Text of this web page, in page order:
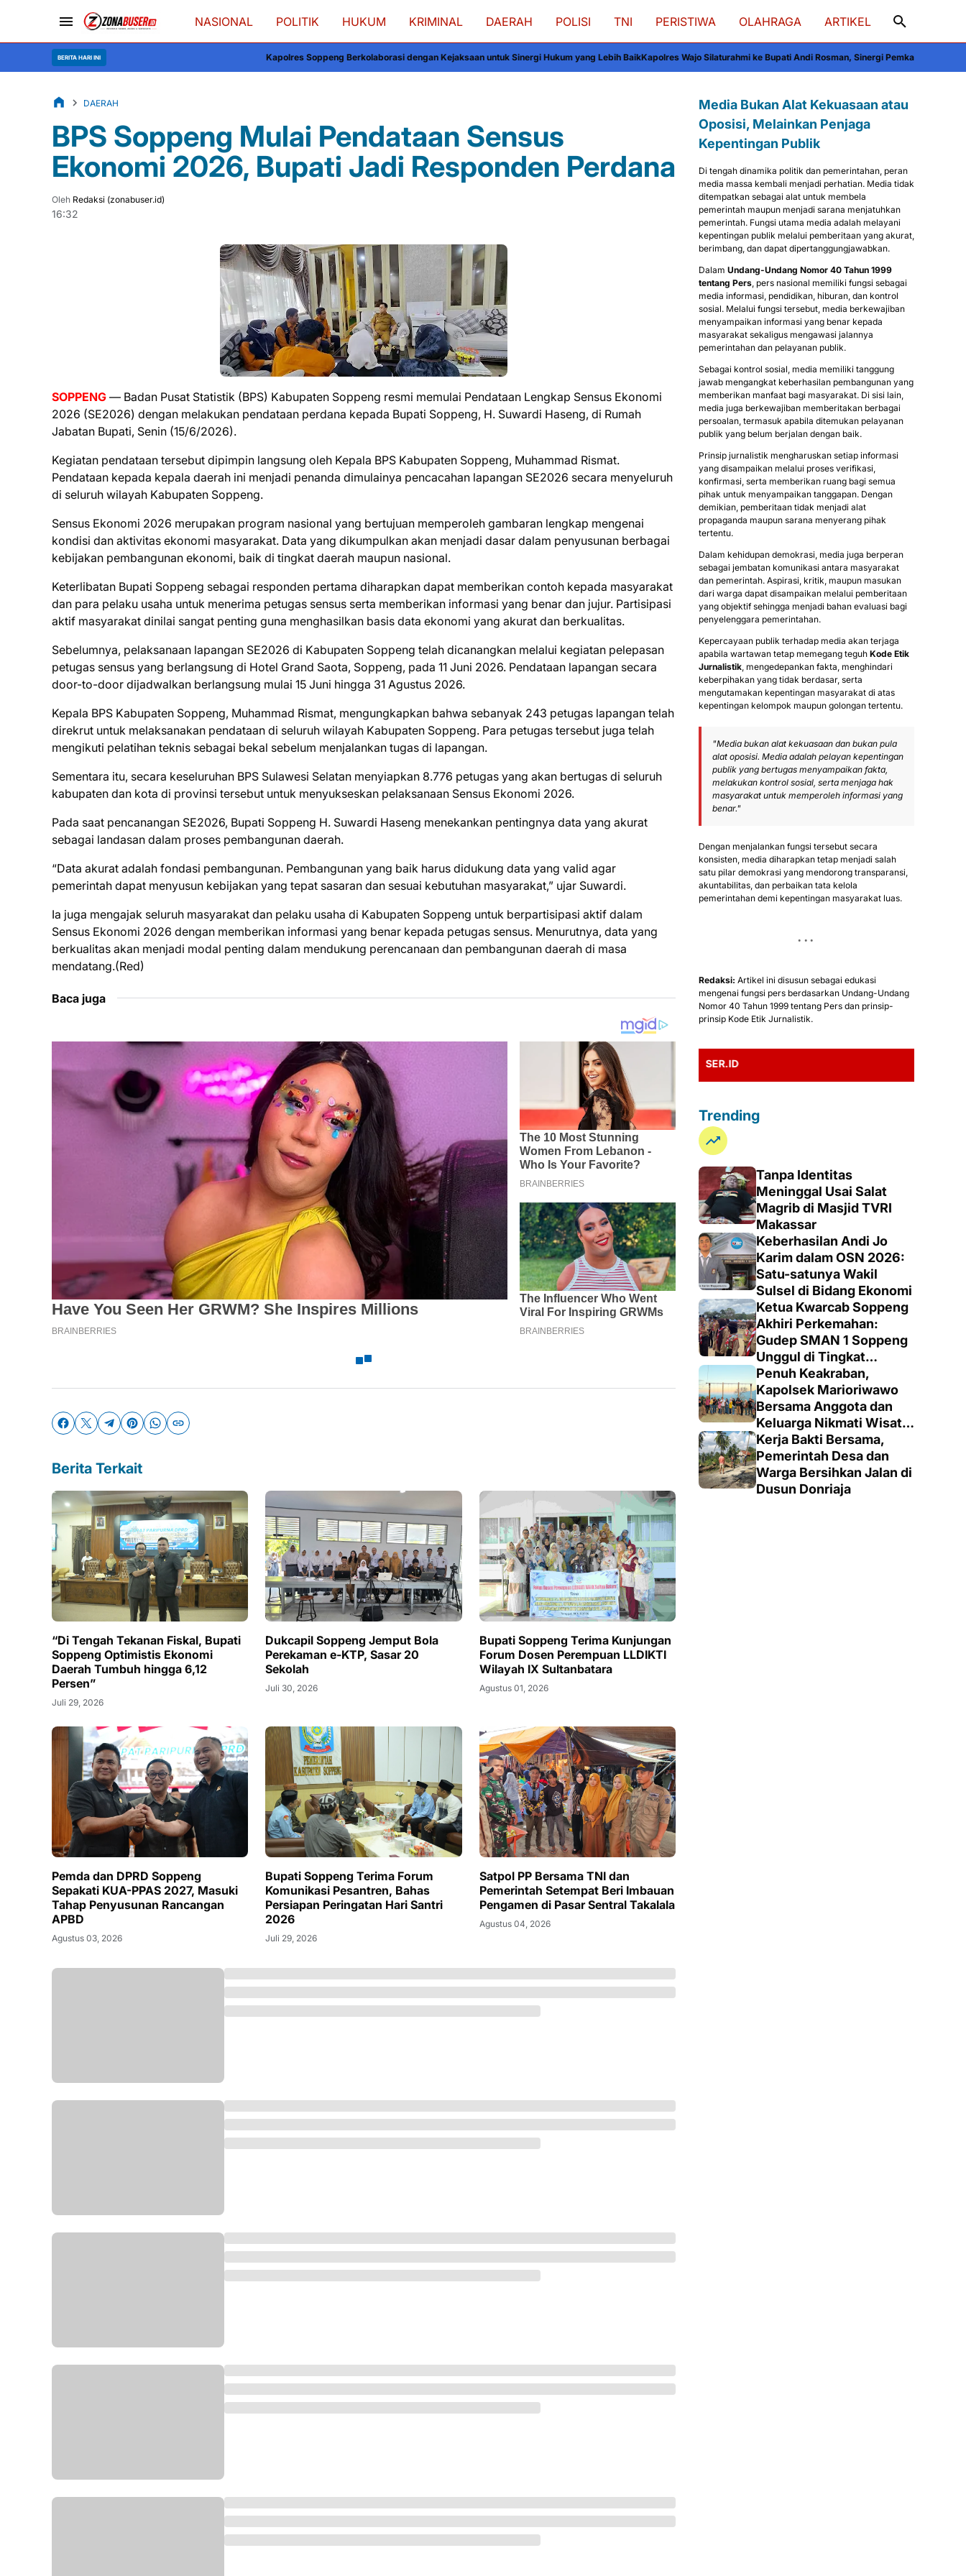
NASIONAL POLITIK HUKUM KRIMINAL DAERAH POLISI TNI PERISTIWA OLAHRAGA ARTIKEL
BERITA HARI INI Kapolres Soppeng Berkolaborasi dengan Kejaksaan untuk Sinergi Hukum yang Lebih BaikKapolres Wajo Silaturahmi ke Bupati Andi Rosman, Sinergi Pemkab-Polres DiperkuatProf. Juanda
DAERAH
BPS Soppeng Mulai Pendataan Sensus
Ekonomi 2026, Bupati Jadi Responden Perdana
Oleh Redaksi (zonabuser.id)
16:32
SOPPENG — Badan Pusat Statistik (BPS) Kabupaten Soppeng resmi memulai Pendataan Lengkap Sensus Ekonomi
2026 (SE2026) dengan melakukan pendataan perdana kepada Bupati Soppeng, H. Suwardi Haseng, di Rumah
Jabatan Bupati, Senin (15/6/2026).
Kegiatan pendataan tersebut dipimpin langsung oleh Kepala BPS Kabupaten Soppeng, Muhammad Rismat.
Pendataan kepada kepala daerah ini menjadi penanda dimulainya pencacahan lapangan SE2026 secara menyeluruh
di seluruh wilayah Kabupaten Soppeng.
Sensus Ekonomi 2026 merupakan program nasional yang bertujuan memperoleh gambaran lengkap mengenai
kondisi dan aktivitas ekonomi masyarakat. Data yang dikumpulkan akan menjadi dasar dalam penyusunan berbagai
kebijakan pembangunan ekonomi, baik di tingkat daerah maupun nasional.
Keterlibatan Bupati Soppeng sebagai responden pertama diharapkan dapat memberikan contoh kepada masyarakat
dan para pelaku usaha untuk menerima petugas sensus serta memberikan informasi yang benar dan jujur. Partisipasi
aktif masyarakat dinilai sangat penting guna menghasilkan basis data ekonomi yang akurat dan berkualitas.
Sebelumnya, pelaksanaan lapangan SE2026 di Kabupaten Soppeng telah dicanangkan melalui kegiatan pelepasan
petugas sensus yang berlangsung di Hotel Grand Saota, Soppeng, pada 11 Juni 2026. Pendataan lapangan secara
door-to-door dijadwalkan berlangsung mulai 15 Juni hingga 31 Agustus 2026.
Kepala BPS Kabupaten Soppeng, Muhammad Rismat, mengungkapkan bahwa sebanyak 243 petugas lapangan telah
direkrut untuk melaksanakan pendataan di seluruh wilayah Kabupaten Soppeng. Para petugas tersebut juga telah
mengikuti pelatihan teknis sebagai bekal sebelum menjalankan tugas di lapangan.
Sementara itu, secara keseluruhan BPS Sulawesi Selatan menyiapkan 8.776 petugas yang akan bertugas di seluruh
kabupaten dan kota di provinsi tersebut untuk menyukseskan pelaksanaan Sensus Ekonomi 2026.
Pada saat pencanangan SE2026, Bupati Soppeng H. Suwardi Haseng menekankan pentingnya data yang akurat
sebagai landasan dalam proses pembangunan daerah.
“Data akurat adalah fondasi pembangunan. Pembangunan yang baik harus didukung data yang valid agar
pemerintah dapat menyusun kebijakan yang tepat sasaran dan sesuai kebutuhan masyarakat,” ujar Suwardi.
Ia juga mengajak seluruh masyarakat dan pelaku usaha di Kabupaten Soppeng untuk berpartisipasi aktif dalam
Sensus Ekonomi 2026 dengan memberikan informasi yang benar kepada petugas sensus. Menurutnya, data yang
berkualitas akan menjadi modal penting dalam mendukung perencanaan dan pembangunan daerah di masa
mendatang.(Red)
Baca juga
Berita Terkait
“Di Tengah Tekanan Fiskal, Bupati
Soppeng Optimistis Ekonomi
Daerah Tumbuh hingga 6,12
Persen”
Juli 29, 2026
Dukcapil Soppeng Jemput Bola
Perekaman e-KTP, Sasar 20
Sekolah
Juli 30, 2026
Bupati Soppeng Terima Kunjungan
Forum Dosen Perempuan LLDIKTI
Wilayah IX Sultanbatara
Agustus 01, 2026
Pemda dan DPRD Soppeng
Sepakati KUA-PPAS 2027, Masuki
Tahap Penyusunan Rancangan
APBD
Agustus 03, 2026
Bupati Soppeng Terima Forum
Komunikasi Pesantren, Bahas
Persiapan Peringatan Hari Santri
2026
Juli 29, 2026
Satpol PP Bersama TNI dan
Pemerintah Setempat Beri Imbauan
Pengamen di Pasar Sentral Takalala
Agustus 04, 2026
Media Bukan Alat Kekuasaan atau
Oposisi, Melainkan Penjaga
Kepentingan Publik
Di tengah dinamika politik dan pemerintahan, peran
media massa kembali menjadi perhatian. Media tidak
ditempatkan sebagai alat untuk membela
pemerintah maupun menjadi sarana menjatuhkan
pemerintah. Fungsi utama media adalah melayani
kepentingan publik melalui pemberitaan yang akurat,
berimbang, dan dapat dipertanggungjawabkan.
Dalam Undang-Undang Nomor 40 Tahun 1999
tentang Pers, pers nasional memiliki fungsi sebagai
media informasi, pendidikan, hiburan, dan kontrol
sosial. Melalui fungsi tersebut, media berkewajiban
menyampaikan informasi yang benar kepada
masyarakat sekaligus mengawasi jalannya
pemerintahan dan pelayanan publik.
Sebagai kontrol sosial, media memiliki tanggung
jawab mengangkat keberhasilan pembangunan yang
memberikan manfaat bagi masyarakat. Di sisi lain,
media juga berkewajiban memberitakan berbagai
persoalan, termasuk apabila ditemukan pelayanan
publik yang belum berjalan dengan baik.
Prinsip jurnalistik mengharuskan setiap informasi
yang disampaikan melalui proses verifikasi,
konfirmasi, serta memberikan ruang bagi semua
pihak untuk menyampaikan tanggapan. Dengan
demikian, pemberitaan tidak menjadi alat
propaganda maupun sarana menyerang pihak
tertentu.
Dalam kehidupan demokrasi, media juga berperan
sebagai jembatan komunikasi antara masyarakat
dan pemerintah. Aspirasi, kritik, maupun masukan
dari warga dapat disampaikan melalui pemberitaan
yang objektif sehingga menjadi bahan evaluasi bagi
penyelenggara pemerintahan.
Kepercayaan publik terhadap media akan terjaga
apabila wartawan tetap memegang teguh Kode Etik
Jurnalistik, mengedepankan fakta, menghindari
keberpihakan yang tidak berdasar, serta
mengutamakan kepentingan masyarakat di atas
kepentingan kelompok maupun golongan tertentu.
"Media bukan alat kekuasaan dan bukan pula
alat oposisi. Media adalah pelayan kepentingan
publik yang bertugas menyampaikan fakta,
melakukan kontrol sosial, serta menjaga hak
masyarakat untuk memperoleh informasi yang
benar."
Dengan menjalankan fungsi tersebut secara
konsisten, media diharapkan tetap menjadi salah
satu pilar demokrasi yang mendorong transparansi,
akuntabilitas, dan perbaikan tata kelola
pemerintahan demi kepentingan masyarakat luas.
Redaksi: Artikel ini disusun sebagai edukasi
mengenai fungsi pers berdasarkan Undang-Undang
Nomor 40 Tahun 1999 tentang Pers dan prinsip-
prinsip Kode Etik Jurnalistik.
Trending
Tanpa Identitas
Meninggal Usai Salat
Magrib di Masjid TVRI
Makassar
Keberhasilan Andi Jo
Karim dalam OSN 2026:
Satu-satunya Wakil
Sulsel di Bidang Ekonomi
Ketua Kwarcab Soppeng
Akhiri Perkemahan:
Gudep SMAN 1 Soppeng
Unggul di Tingkat
Penegak
Penuh Keakraban,
Kapolsek Marioriwawo
Bersama Anggota dan
Keluarga Nikmati Wisata
Alam
Kerja Bakti Bersama,
Pemerintah Desa dan
Warga Bersihkan Jalan di
Dusun Donriaja